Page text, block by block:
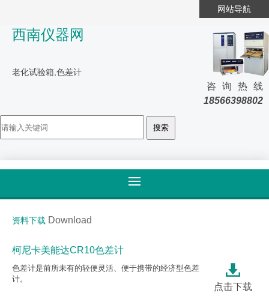
网站导航
西南仪器网
老化试验箱,色差计
咨询热线
18566398802
资料下载 Download
柯尼卡美能达CR10色差计
点击下载
色差计是前所未有的轻便灵活、便于携带的经济型色差
计。